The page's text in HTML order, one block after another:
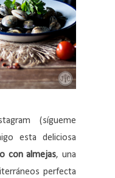
(sígueme
esta deliciosa
con almejas, una
perfecta